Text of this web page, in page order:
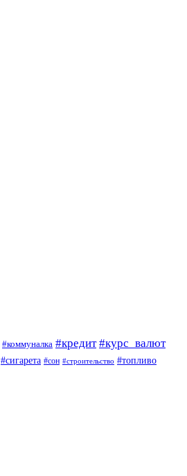
#коммуналка #кредит #курс_валют
#сигарета #сон #строительство #топливо